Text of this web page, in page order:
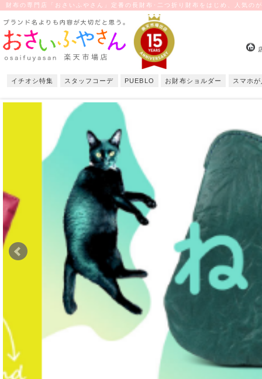
財布の専門店「おさいふやさん」定番の長財布･二つ折り財布をはじめ、人気
イチオシ特集 スタッフコーデ PUEBLO お財布ショルダー スマホ